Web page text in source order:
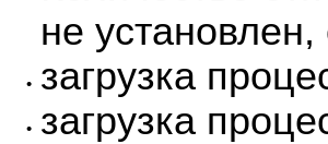
не
• загрузка
• загрузка